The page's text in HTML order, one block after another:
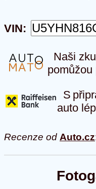
VIN:
Naši
pomůžou
S
auto
Recenze od Auto.cz